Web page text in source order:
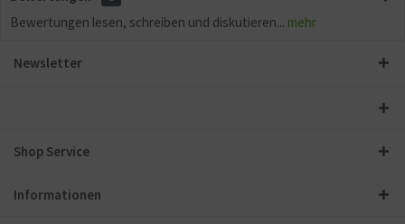
Bewertungen lesen, schreiben und diskutieren... mehr
Newsletter
Shop Service
Informationen